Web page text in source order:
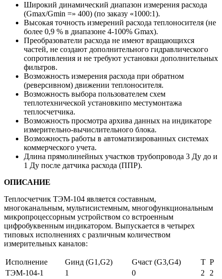
Широкий динамический диапазон измерения расхода
(Gmax/Gmin =» 400) (по заказу «1000:1).
Высокая точность измерений расхода теплоносителя (не
более 0,9 % в диапазоне 4-100% Gmax).
Преобразователи расхода не имеют вращающихся
частей, не создают дополнительного гидравлического
сопротивления и не требуют установки дополнительных
фильтров.
Возможность измерения расхода при обратном
(реверсивном) движении теплоносителя.
Возможность выбора пользователем схем
теплотехнической установкипо местумонтажа
теплосчетчика.
Возможность просмотра архива данных на индикаторе
измерительно-вычислительного блока.
Возможность работы в автоматизированных системах
коммерческого учета.
Длина прямолинейных участков трубопровода 3 Ду до и
1 Ду после датчика расхода (ППР).
ОПИСАНИЕ
Теплосчетчик ТЭМ-104 является составным,
многоканальным, мультисистемным, многофункциональным
микропроцессорным устройством со встроенным
цифробуквенным индикатором. Выпускается в четырех
типовых исполнениях с различным количеством
измерительных каналов:
Исполнение Gинд (G1,G2) Gчаст (G3,G4) Т Р
ТЭМ-104-1
1 0 2 2